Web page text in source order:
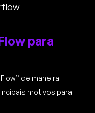
para
de maneira
motivos para